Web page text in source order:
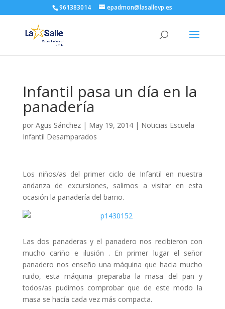
961383014 epadmon@lasallevp.es
Infantil pasa un día en la
panadería
por Agus Sánchez| May 19, 2014| Noticias Escuela
Infantil Desamparados
Los niños/as del primer ciclo de Infantil en nuestra
andanza de excursiones, salimos a visitar en esta
ocasión la panadería del barrio.
Las dos panaderas y el panadero nos recibieron con
mucho cariño e ilusión . En primer lugar el señor
panadero nos enseño una máquina que hacia mucho
ruido, esta máquina preparaba la masa del pan y
todos/as pudimos comprobar que de este modo la
masa se hacía cada vez más compacta.